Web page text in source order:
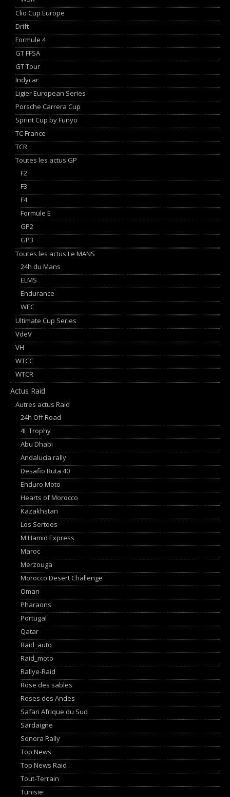
Clio Cup Europe
Drift
Formule 4
GT FFSA
GT Tour
Indycar
Ligier European Series
Porsche Carrera Cup
Sprint Cup by Funyo
TC France
TCR
Toutes les actus GP
F2
F3
F4
Formule E
GP2
GP3
Toutes les actus Le MANS
24h du Mans
ELMS
Endurance
WEC
Ultimate Cup Series
VdeV
VH
WTCC
WTCR
Actus Raid
Autres actus Raid
24h Off Road
4L Trophy
Abu Dhabi
Andalucia rally
Desafio Ruta 40
Enduro Moto
Hearts of Morocco
Kazakhstan
Los Sertoes
M'Hamid Express
Maroc
Merzouga
Morocco Desert Challenge
Oman
Pharaons
Portugal
Qatar
Raid_auto
Raid_moto
Rallye-Raid
Rose des sables
Roses des Andes
Safari Afrique du Sud
Sardaigne
Sonora Rally
Top News
Top News Raid
Tout-Terrain
Tunisie